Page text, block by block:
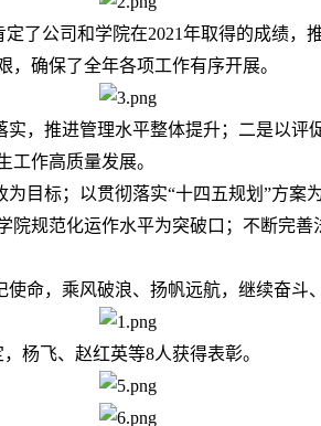
了公司和学院在2021年取得的成绩
确保了全年各项工作有序开展。
，推进管理水平整体提升；二是以
作高质量发展。
目标；以贯彻落实“十四五规划”方
规范化运作水平为突破口；不断完
命，乘风破浪、扬帆远航，继续奋斗
杨飞、赵红英等8人获得表彰。